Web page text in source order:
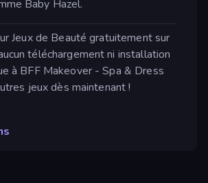
Baby Hazel.
Jeux de Beauté gratuitement sur
téléchargement ni installation
à BFF Makeover - Spa & Dress
jeux dès maintenant !